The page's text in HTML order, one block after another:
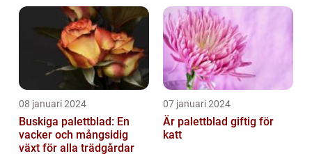
08 januari 2024
Buskiga palettblad: En
vacker och mångsidig
växt för alla trädgårdar
07 januari 2024
Är palettblad giftig för
katt